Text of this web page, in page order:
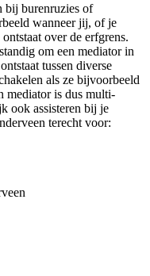
bij burenruzies of
wanneer jij, of je
over de erfgrens.
om een mediator in
tussen diverse
als ze bijvoorbeeld
mediator is dus multi-
ook assisteren bij je
terecht voor: